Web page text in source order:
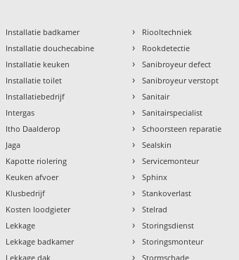
Installatie badkamer
Installatie douchecabine
Installatie keuken
Installatie toilet
Installatiebedrijf
Intergas
Itho Daalderop
Jaga
Kapotte riolering
Keuken afvoer
Klusbedrijf
Kosten loodgieter
Lekkage
Lekkage badkamer
Lekkage dak
› Riooltechniek
› Rookdetectie
› Sanibroyeur defect
› Sanibroyeur verstopt
› Sanitair
› Sanitairspecialist
› Schoorsteen reparatie
› Sealskin
› Servicemonteur
› Sphinx
› Stankoverlast
› Stelrad
› Storingsdienst
› Storingsmonteur
› Stormschade